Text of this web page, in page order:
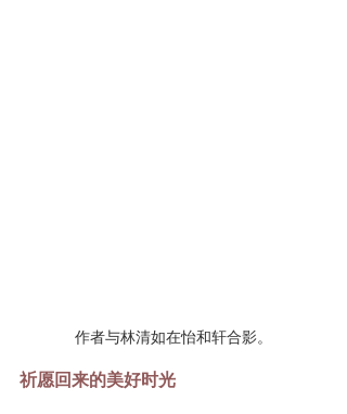
作者与林清如在怡和轩合影。
祈愿回来的美好时光